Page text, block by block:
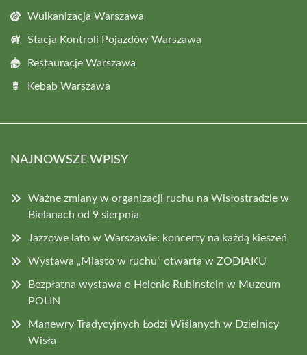
Wulkanizacja Warszawa
Stacja Kontroli Pojazdów Warszawa
Restauracje Warszawa
Kebab Warszawa
NAJNOWSZE WPISY
Ważne zmiany w organizacji ruchu na Wisłostradzie w
Bielanach od 9 sierpnia
Jazzowe lato w Warszawie: koncerty na każdą kieszeń
Wystawa „Miasto w ruchu” otwarta w ZODIAKU
Bezpłatna wystawa o Helenie Rubinstein w Muzeum
POLIN
Manewry Tradycyjnych Łodzi Wiślanych w Dzielnicy
Wisła